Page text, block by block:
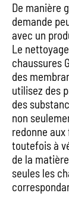
De manière
demande
avec un
Le
chaussures
des
utilisez des
des
non
redonne
toutefois à
de la
seules les